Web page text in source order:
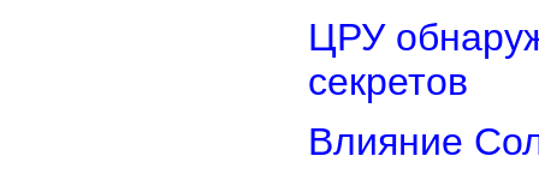
ЦРУ
секретов
Влияние